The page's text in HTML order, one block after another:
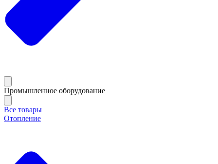
Промышленное оборудование
Все товары
Отопление